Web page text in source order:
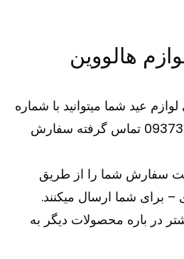
هالووین
شما میتوانید با شماره
09363647708 09373701119 تماس گرفته سفارش
شما را از طریق
شما ارسال میکنند.
باره محصولات دیگر به